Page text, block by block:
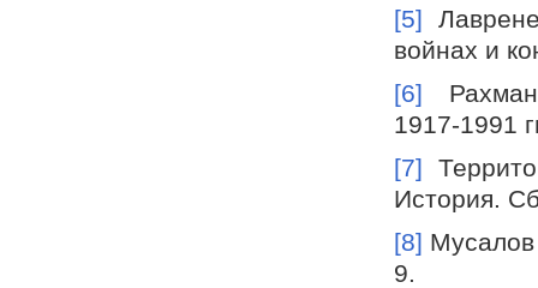
[5]
войнах и
[6]
1917-1991
[7]
История.
[8]
9.